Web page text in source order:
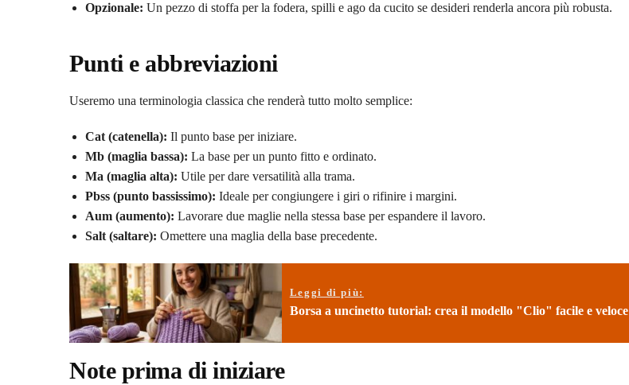
Opzionale: Un pezzo di stoffa per la fodera, spilli e ago da cucito se desideri renderla ancora più robusta.
Punti e abbreviazioni
Useremo una terminologia classica che renderà tutto molto semplice:
Cat (catenella): Il punto base per iniziare.
Mb (maglia bassa): La base per un punto fitto e ordinato.
Ma (maglia alta): Utile per dare versatilità alla trama.
Pbss (punto bassissimo): Ideale per congiungere i giri o rifinire i margini.
Aum (aumento): Lavorare due maglie nella stessa base per espandere il lavoro.
Salt (saltare): Omettere una maglia della base precedente.
Leggi di più:
Borsa a uncinetto tutorial: crea il modello "Clio" facile e veloce
Note prima di iniziare